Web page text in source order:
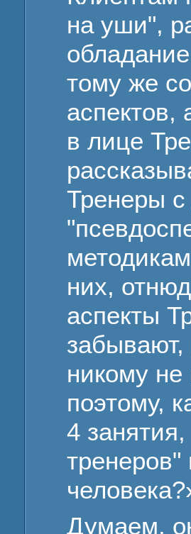
на уши",
тому же
аспектов,
в лице
Тренеры
них,
аспекты
никому
поэтому,
4
Думаем,